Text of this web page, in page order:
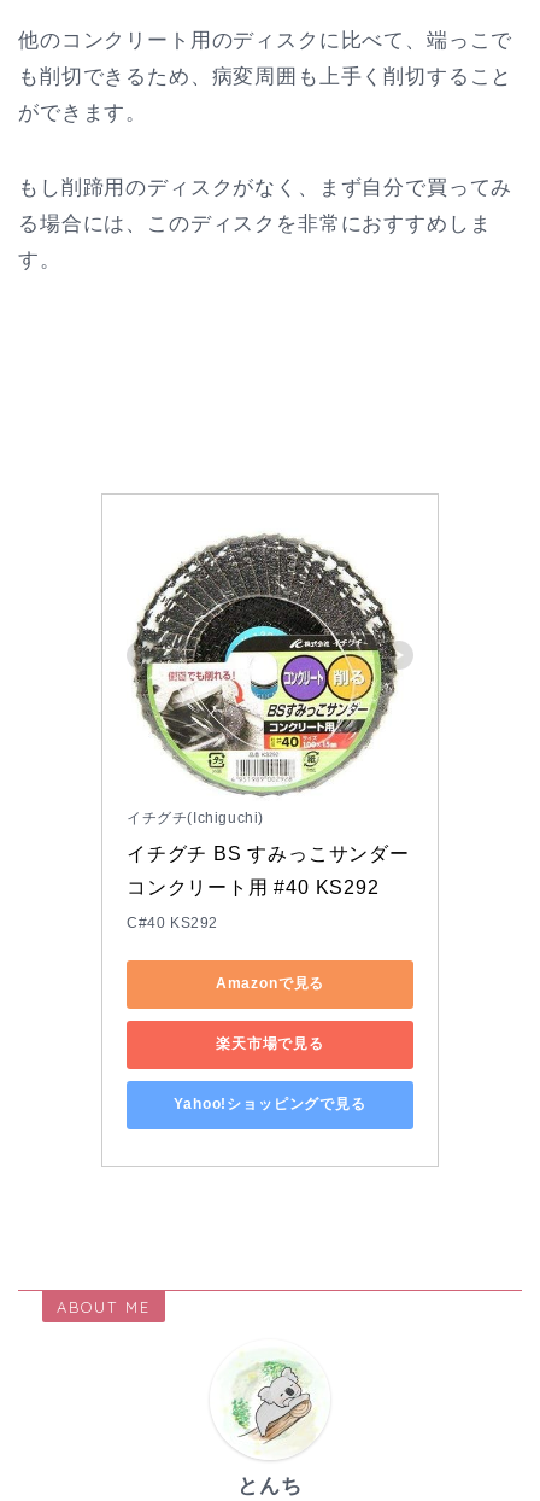
他のコンクリート用のディスクに比べて、端っこで
も削切できるため、病変周囲も上手く削切すること
ができます。
もし削蹄用のディスクがなく、まず自分で買ってみ
る場合には、このディスクを非常におすすめしま
す。
イチグチ(Ichiguchi)
イチグチ BS すみっこサンダー
コンクリート用 #40 KS292
C#40 KS292
Amazonで見る
楽天市場で見る
Yahoo!ショッピングで見る
ABOUT ME
とんち